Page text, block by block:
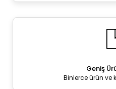
Geniş
Binlerce ürün